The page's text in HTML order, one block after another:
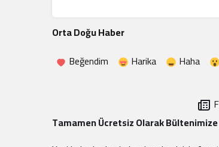
Orta Doğu Haber
Beğendim
Harika Haha
Tamamen Ücretsiz Olarak